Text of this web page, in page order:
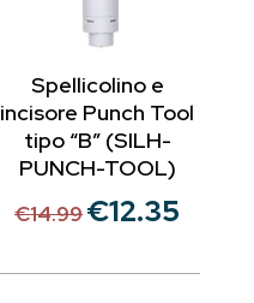
Spellicolino e
incisore Punch Tool
tipo “B” (SILH-
PUNCH-TOOL)
€14.99 Il
originale
€12.35
attuale